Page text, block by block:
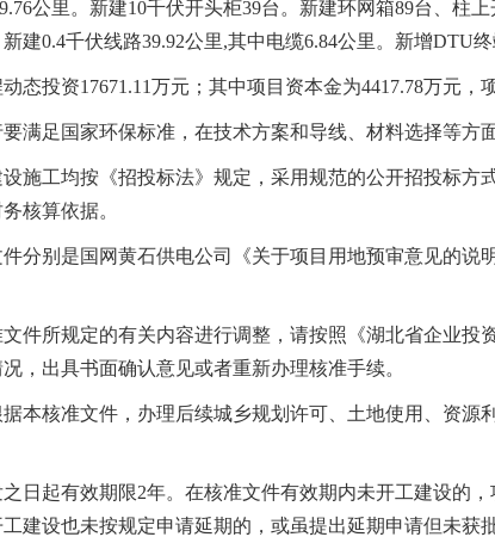
公里 。 新建10千伏开头柜39台 。 新建环网箱89台、柱上
新建0.4千伏线路39.92公里,其中电缆6.84公里 。 新增DTU
态投资17671.11万元 ； 其中项目资本金为4417.78万元，
满足国家环保标准，在技术方案和导线、材料选择等
施工均按《招投标法》规定，采用规范的公开招投标方
核算依据。
分别是国网黄石供电公司《关于项目用地预审意见的
件所规定的有关内容进行调整，请按照《湖北省企业
，出具书面确认意见或者重新办理核准手续。
本核准文件，办理后续城乡规划许可、土地使用、资
日起有效期限2年。 在核准文件有效期内未开工建设的
建设也未按规定申请延期的，或虽提出延期申请但未获